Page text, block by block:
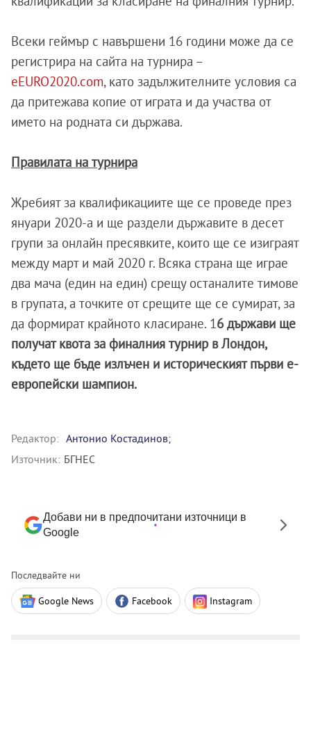
Всеки геймър с навършени 16 години може да се
регистрира на сайта на турнира –
eEURO2020.com, като задължителните условия са
да притежава копие от играта и да участва от
името на родната си държава.
Правилата на турнира
Жребият за квалификациите ще се проведе през
януари 2020-а и ще раздели държавите в десет
групи за онлайн пресявките, които ще се изиграят
между март и май 2020 г. Всяка страна ще играе
два мача (един на един) срещу останалите тимове
в групата, а точките от срещите ще се сумират, за
да формират крайното класиране. 16 държави ще
получат квота за финалния турнир в Лондон,
където ще бъде излъчен и историческият първи е-
европейски шампион.
Редактор: Антонио Костадинов;
Източник: БГНЕС
Добави ни в предпочитани източници в
Google
Последвайте ни
Google News Facebook Instagram